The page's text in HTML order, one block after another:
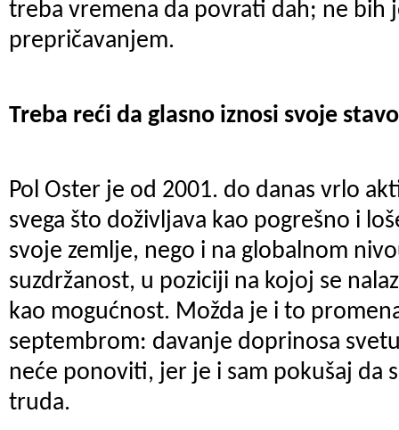
treba vremena da povrati dah; ne bih
prepričavanjem.
Treba reći da glasno iznosi svoje
Pol Oster je od 2001. do danas vrlo
svega što doživljava kao pogrešno i
svoje zemlje, nego i na globalnom
suzdržanost, u poziciji na kojoj se
kao mogućnost. Možda je i to
septembrom: davanje doprinosa
neće ponoviti, jer je i sam pokušaj da
truda.